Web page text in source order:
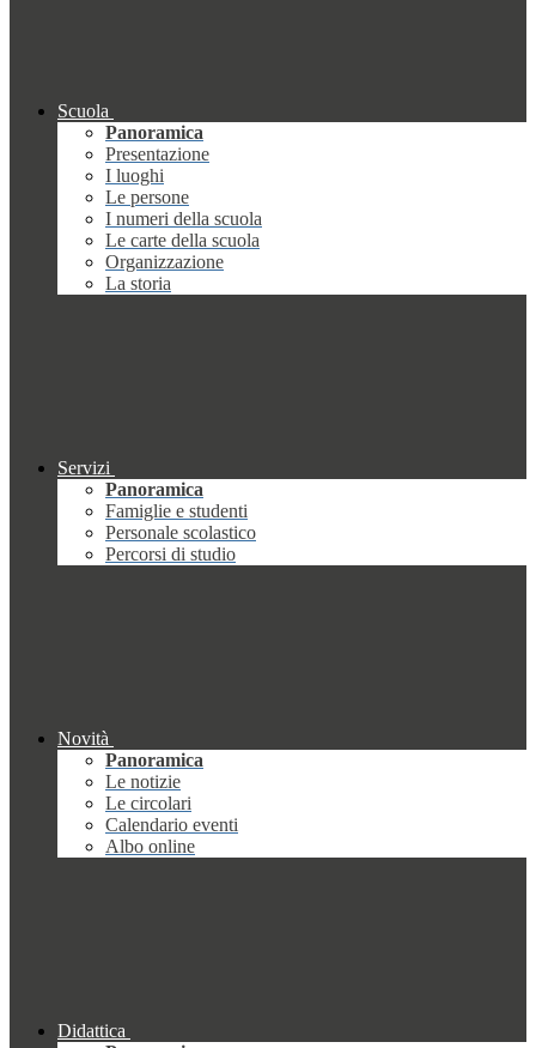
Scuola
Panoramica
Presentazione
I luoghi
Le persone
I numeri della scuola
Le carte della scuola
Organizzazione
La storia
Servizi
Panoramica
Famiglie e studenti
Personale scolastico
Percorsi di studio
Novità
Panoramica
Le notizie
Le circolari
Calendario eventi
Albo online
Didattica